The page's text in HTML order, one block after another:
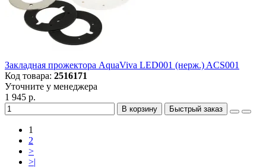
Закладная прожектора AquaViva LED001 (нерж.) ACS001
Код товара: 2516171
Уточните у менеджера
1 945 р.
В корзину Быстрый заказ
1
2
>
>|